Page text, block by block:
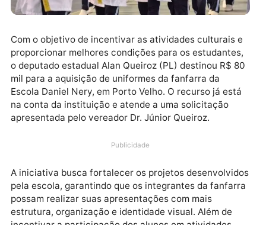
Com o objetivo de incentivar as atividades culturais
proporcionar melhores condições para os
o deputado estadual Alan Queiroz (PL) destinou R$
Escola Daniel Nery, em Porto Velho. O recurso já
apresentada pelo vereador Dr. Júnior Queiroz.
Publicidade